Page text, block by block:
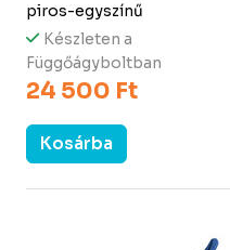
piros-egyszínű
Készleten a
Függőágyboltban
24 500 Ft
Kosárba